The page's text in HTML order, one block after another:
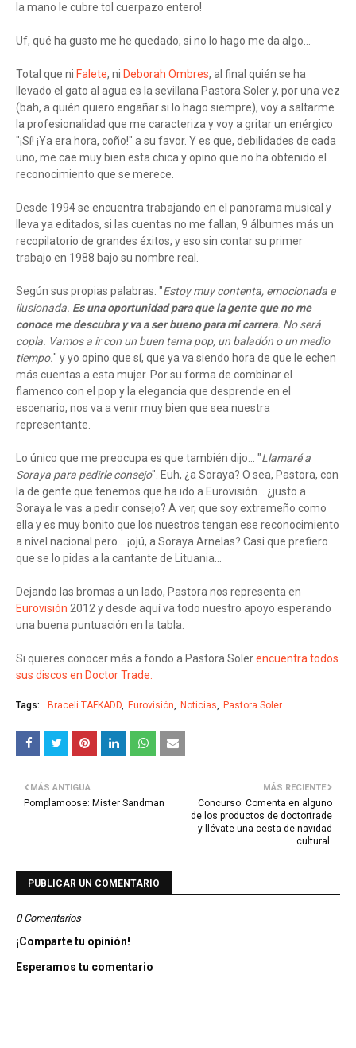
la mano le cubre tol cuerpazo entero!
Uf, qué ha gusto me he quedado, si no lo hago me da algo...
Total que ni Falete, ni Deborah Ombres, al final quién se ha
llevado el gato al agua es la sevillana Pastora Soler y, por una vez
(bah, a quién quiero engañar si lo hago siempre), voy a saltarme
la profesionalidad que me caracteriza y voy a gritar un enérgico
"¡Sí! ¡Ya era hora, coño!" a su favor. Y es que, debilidades de cada
uno, me cae muy bien esta chica y opino que no ha obtenido el
reconocimiento que se merece.
Desde 1994 se encuentra trabajando en el panorama musical y
lleva ya editados, si las cuentas no me fallan, 9 álbumes más un
recopilatorio de grandes éxitos; y eso sin contar su primer
trabajo en 1988 bajo su nombre real.
Según sus propias palabras: "Estoy muy contenta, emocionada e
ilusionada. Es una oportunidad para que la gente que no me
conoce me descubra y va a ser bueno para mi carrera. No será
copla. Vamos a ir con un buen tema pop, un baladón o un medio
tiempo." y yo opino que sí, que ya va siendo hora de que le echen
más cuentas a esta mujer. Por su forma de combinar el
flamenco con el pop y la elegancia que desprende en el
escenario, nos va a venir muy bien que sea nuestra
representante.
Lo único que me preocupa es que también dijo... "Llamaré a
Soraya para pedirle consejo". Euh, ¿a Soraya? O sea, Pastora, con
la de gente que tenemos que ha ido a Eurovisión... ¿justo a
Soraya le vas a pedir consejo? A ver, que soy extremeño como
ella y es muy bonito que los nuestros tengan ese reconocimiento
a nivel nacional pero... ¡ojú, a Soraya Arnelas? Casi que prefiero
que se lo pidas a la cantante de Lituania...
Dejando las bromas a un lado, Pastora nos representa en
Eurovisión 2012 y desde aquí va todo nuestro apoyo esperando
una buena puntuación en la tabla.
Si quieres conocer más a fondo a Pastora Solerencuentra todos
sus discos en Doctor Trade.
Tags: Braceli TAFKADD Eurovisión Noticias Pastora Soler
MÁS RECIENTE
Concurso: Comenta en alguno
de los productos de doctortrade
y llévate una cesta de navidad
cultural.
MÁS ANTIGUA
Pomplamoose: Mister Sandman
PUBLICAR UN COMENTARIO
0 Comentarios
¡Comparte tu opinión!
Esperamos tu comentario